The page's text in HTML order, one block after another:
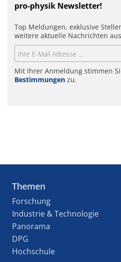
pro-physik Newsletter!
Top Meldungen, exklusive
weitere aktuelle Nachrichten
Mit Ihrer Anmeldung stimmen
Bestimmungen zu.
Themen
Forschung
Industrie & Technologie
Panorama
DPG
Hochschule